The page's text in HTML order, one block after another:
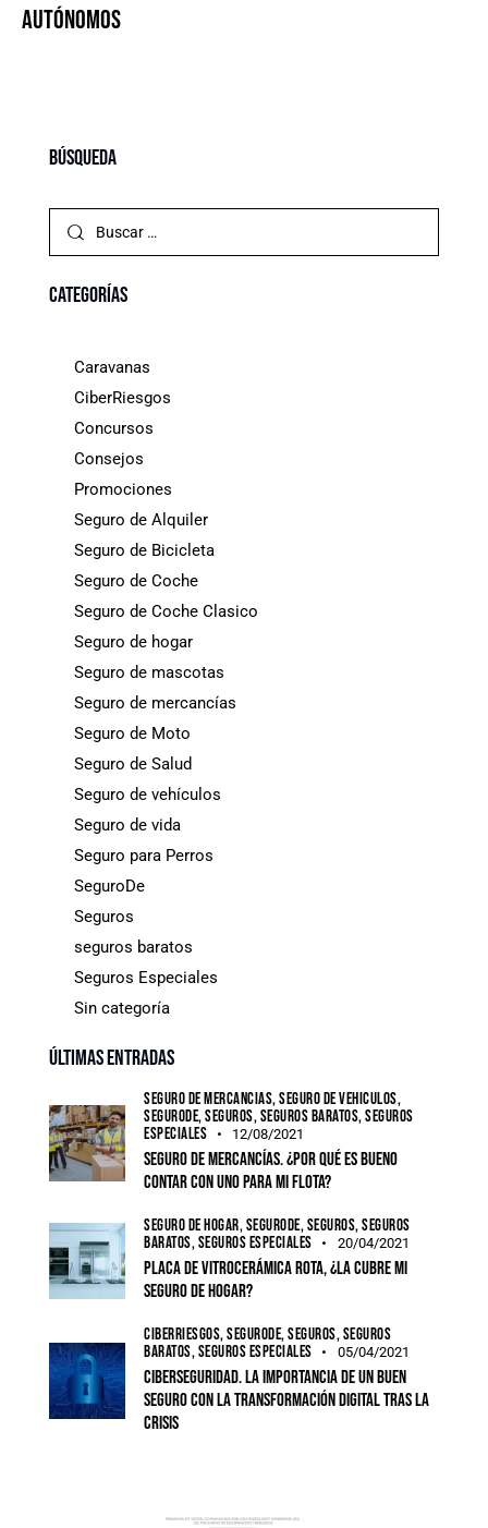
Autónomos
Búsqueda
Categorías
Caravanas
CiberRiesgos
Concursos
Consejos
Promociones
Seguro de Alquiler
Seguro de Bicicleta
Seguro de Coche
Seguro de Coche Clasico
Seguro de hogar
Seguro de mascotas
Seguro de mercancías
Seguro de Moto
Seguro de Salud
Seguro de vehículos
Seguro de vida
Seguro para Perros
SeguroDe
Seguros
seguros baratos
Seguros Especiales
Sin categoría
Últimas entradas
SEGURO DE MERCANCÍAS,SEGURO DE VEHÍCULOS,
SEGURODE,SEGUROS,SEGUROS BARATOS,SEGUROS
ESPECIALES
12/08/2021
Seguro de mercancías. ¿Por qué es bueno
contar con uno para mi flota?
SEGURO DE HOGAR,SEGURODE,SEGUROS,SEGUROS
BARATOS,SEGUROS ESPECIALES 20/04/2021
Placa de vitrocerámica rota, ¿la cubre mi
seguro de hogar?
CIBERRIESGOS,SEGURODE,SEGUROS,SEGUROS
BARATOS,SEGUROS ESPECIALES 05/04/2021
Ciberseguridad. La importancia de un buen
seguro con la transformación digital tras la
crisis